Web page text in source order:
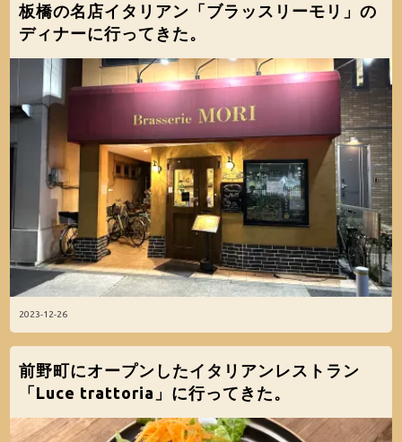
2023-12-26
板橋の名店イタリアン「ブラッスリーモリ」の
ディナーに行ってきた。
前野町にオープンしたイタリアンレストラン
「Luce trattoria」に行ってきた。